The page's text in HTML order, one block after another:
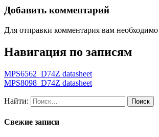
Добавить комментарий
Для отправки комментария вам необходимо
Навигация по записям
MPS6562_D74Z datasheet
MPS8098_D74Z datasheet
Найти:
Свежие записи